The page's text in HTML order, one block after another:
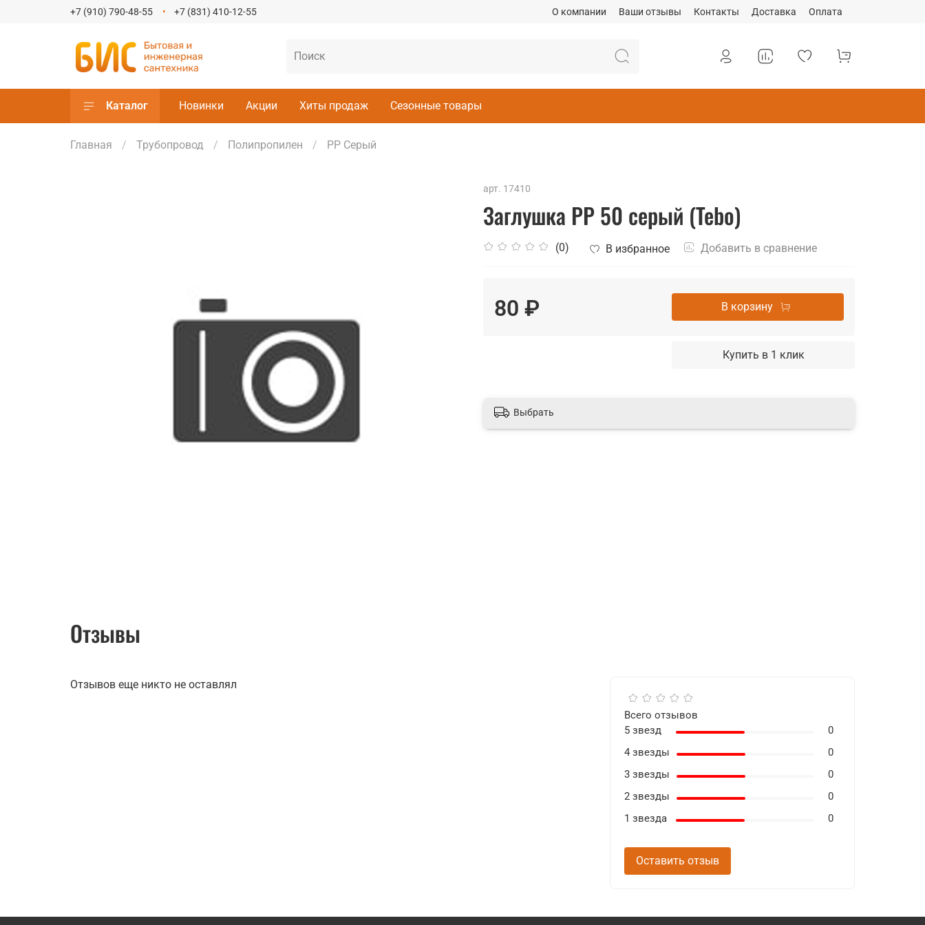
О компании Ваши отзывы Контакты Доставка Оплата
+7 (910) 790-48-55 +7 (831) 410-12-55
Каталог Новинки Акции Хиты продаж Сезонные товары
Главная Трубопровод Полипропилен PP Серый
арт. 17410
Заглушка РР 50 серый (Tebo)
(0) В избранное Добавить в сравнение
80 ₽ В корзину
Купить в 1 клик
Выбрать
Отзывы
Отзывов еще никто не оставлял
Всего отзывов
5 звезд
0
4 звезды
0
3 звезды
0
2 звезды
0
1 звезда
0
Оставить отзыв